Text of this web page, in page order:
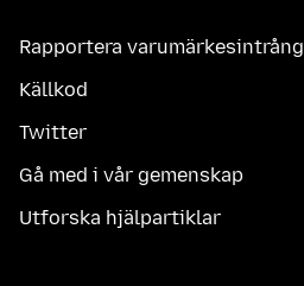
Rapportera varumärkesintrång
Källkod
Twitter
Gå med i vår gemenskap
Utforska hjälpartiklar